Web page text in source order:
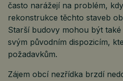
často narážejí na problém,
rekonstrukce těchto staveb
Starší budovy mohou být
svým původním dispozicím,
požadavkům.
Zájem obcí nezřídka brzdí